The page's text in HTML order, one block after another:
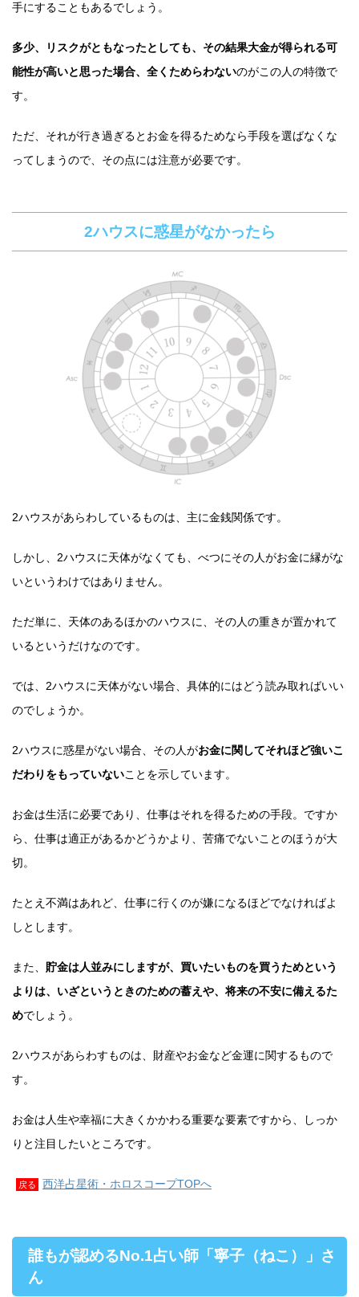
手にすることもあるでしょう。
多少、リスクがともなったとしても、その結果大金が得られる可
能性が高いと思った場合、全くためらわないのがこの人の特徴で
す。
ただ、それが行き過ぎるとお金を得るためなら手段を選ばなくな
ってしまうので、その点には注意が必要です。
2ハウスに惑星がなかったら
2ハウスがあらわしているものは、主に金銭関係です。
しかし、2ハウスに天体がなくても、べつにその人がお金に縁がな
いというわけではありません。
ただ単に、天体のあるほかのハウスに、その人の重きが置かれて
いるというだけなのです。
では、2ハウスに天体がない場合、具体的にはどう読み取ればいい
のでしょうか。
2ハウスに惑星がない場合、その人がお金に関してそれほど強いこ
だわりをもっていないことを示しています。
お金は生活に必要であり、仕事はそれを得るための手段。ですか
ら、仕事は適正があるかどうかより、苦痛でないことのほうが大
切。
たとえ不満はあれど、仕事に行くのが嫌になるほどでなければよ
しとします。
また、 貯金は人並みにしますが、買いたいものを買うためという
よりは、いざというときのための蓄えや、将来の不安に備えるた
めでしょう。
2ハウスがあらわすものは、財産やお金など金運に関するもので
す。
お金は人生や幸福に大きくかかわる重要な要素ですから、しっか
りと注目したいところです。
戻る 西洋占星術・ホロスコープTOPへ
誰もが認めるNo.1占い師「寧子（ねこ）」さ
ん